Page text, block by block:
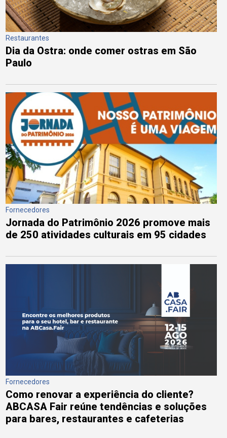
Restaurantes
Dia da Ostra: onde comer ostras em São
Paulo
Fornecedores
Jornada do Patrimônio 2026 promove mais
de 250 atividades culturais em 95 cidades
Fornecedores
Como renovar a experiência do cliente?
ABCASA Fair reúne tendências e soluções
para bares, restaurantes e cafeterias